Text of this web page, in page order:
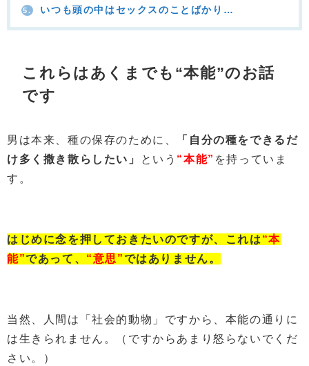
5. いつも頭の中はセックスのことばかり…
これらはあくまでも“本能”のお話
です
男は本来、種の保存のために、
「自分の種をできるだ
け多く撒き散らしたい」
という “本能” を持っていま
す。
はじめに念を押しておきたいのですが、 これは “本
能”であって、 “意思”ではありません。
当然、人間は「社会的動物」ですから、本能の通りに
は生きられません。（ですからあまり怒らないでくだ
さい。）